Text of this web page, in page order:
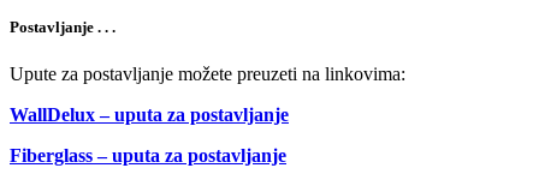
Postavljanje . . .
Upute za postavljanje možete preuzeti na linkovima:
WallDelux – uputa za postavljanje
Fiberglass – uputa za postavljanje